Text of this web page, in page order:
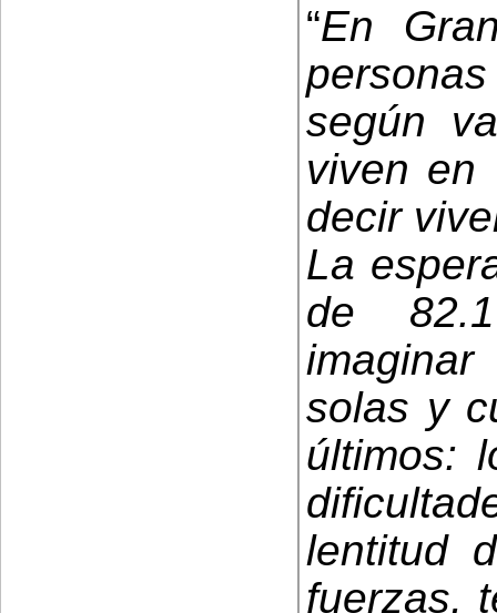
“En
según
viven en
decir
La
de
solas y
últimos:
lentitud
fuerzas,